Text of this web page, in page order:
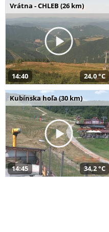
Vrátna - CHLEB (26 km)
14:40 24,0 °C
Kubínska hoľa (30 km)
14:45 34,2 °C